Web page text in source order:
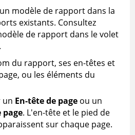
modèle de rapport dans la
existants. Consultez
de rapport dans le volet
du rapport, ses en-têtes et
ou les éléments du
un En-tête de page ou un
page. L'en-tête et le pied de
sur chaque page.